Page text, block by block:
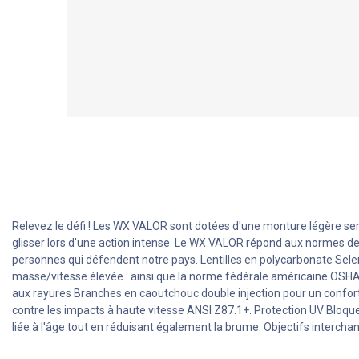
Relevez le défi ! Les WX VALOR sont dotées d'une monture légère
glisser lors d'une action intense. Le WX VALOR répond aux normes
personnes qui défendent notre pays. Lentilles en polycarbonate
masse/vitesse élevée : ainsi que la norme fédérale américaine
aux rayures Branches en caoutchouc double injection pour un
contre les impacts à haute vitesse ANSI Z87.1+. Protection UV
liée à l'âge tout en réduisant également la brume. Objectifs